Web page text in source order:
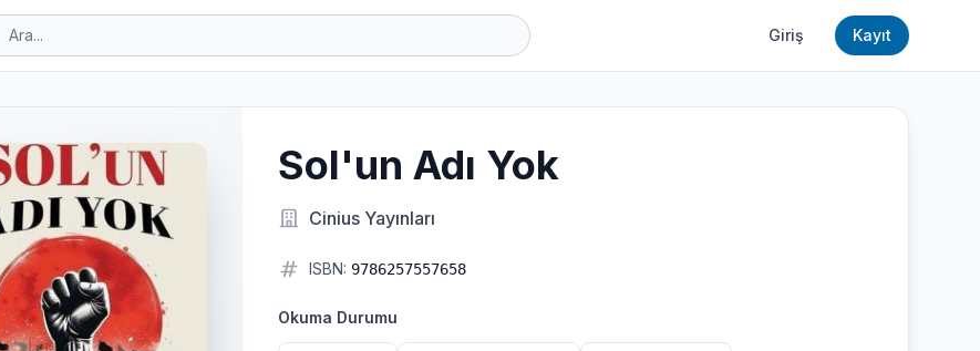
Giriş Kayıt
Sol'un Adı Yok
Cinius Yayınları
ISBN: 9786257557658
Okuma Durumu